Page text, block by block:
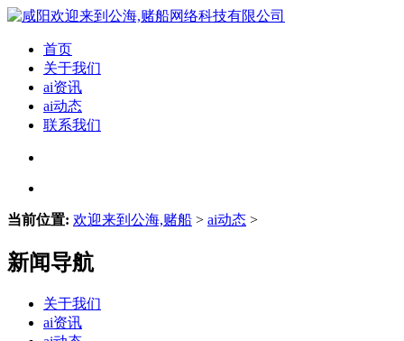
首页
关于我们
ai资讯
ai动态
联系我们
当前位置: 欢迎来到公海,赌船 > ai动态 >
新闻导航
关于我们
ai资讯